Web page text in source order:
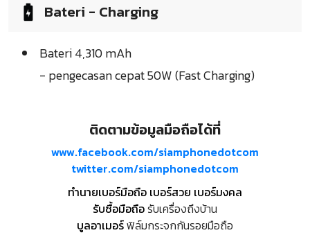
Bateri - Charging
Bateri 4,310 mAh
- pengecasan cepat 50W (Fast Charging)
ติดตามข้อมูลมือถือได้ที่
www.facebook.com/siamphonedotcom
twitter.com/siamphonedotcom
ทำนายเบอร์มือถือ เบอร์สวย เบอร์มงคล
รับซื้อมือถือรับเครื่องถึงบ้าน
บูลอาเมอร์ฟิล์มกระจกกันรอยมือถือ